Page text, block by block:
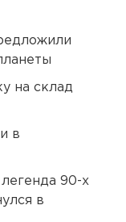
на склад
в
90-х
в